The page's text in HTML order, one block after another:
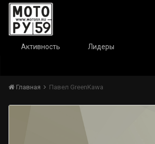
Активность Лидеры
Главная Павел GreenKawa